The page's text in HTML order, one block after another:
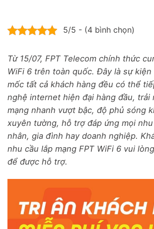
5/5 - (4 bình chọn)
Từ 15/07, FPT Telecom chính thức
WiFi 6 trên toàn quốc. Đây là sự
mốc tất cả khách hàng đều có thể
nghệ internet hiện đại hàng đầu, trải
mạng nhanh vượt bậc, độ phủ sóng
xuyên tường, hỗ trợ đáp ứng mọi
nhân, gia đình hay doanh nghiệp.
nhu cầu lắp mạng FPT WiFi 6 vui
để được hỗ trợ.